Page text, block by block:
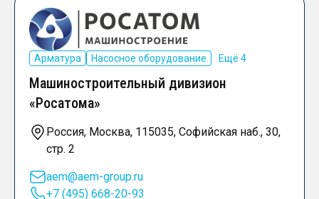
Арматура Насосное оборудование Ещё 4
Машиностроительный дивизион
«Росатома»
Россия, Москва, 115035, Софийская наб., 30,
стр. 2
aem@aem-group.ru
+7 (495) 668-20-93